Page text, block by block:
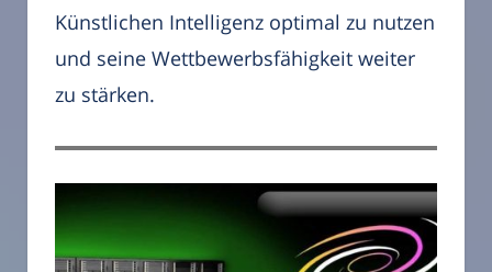
Künstlichen Intelligenz optimal zu nutzen
und seine Wettbewerbsfähigkeit weiter
zu stärken.